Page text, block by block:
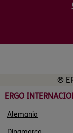
®
ERGO
Alemania